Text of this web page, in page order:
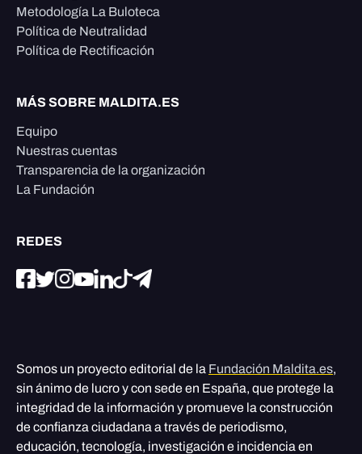
Metodología La Buloteca
Política de Neutralidad
Política de Rectificación
MÁS SOBRE MALDITA.ES
Equipo
Nuestras cuentas
Transparencia de la organización
La Fundación
REDES
Somos un proyecto editorial de la Fundación Maldita.es,
sin ánimo de lucro y con sede en España, que protege la
integridad de la información y promueve la construcción
de confianza ciudadana a través de periodismo,
educación, tecnología, investigación e incidencia en